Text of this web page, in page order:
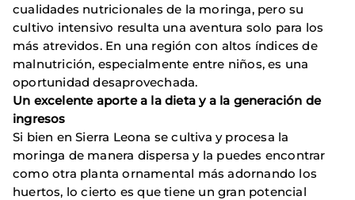
cualidades nutricionales de la moringa, pero su
cultivo intensivo resulta una aventura solo para los
más atrevidos. En una región con altos índices de
malnutrición, especialmente entre niños, es una
oportunidad desaprovechada.
Un excelente aporte a la dieta y a la generación de
ingresos
Si bien en Sierra Leona se cultiva y procesa la
moringa de manera dispersa y la puedes encontrar
como otra planta ornamental más adornando los
huertos, lo cierto es que tiene un gran potencial